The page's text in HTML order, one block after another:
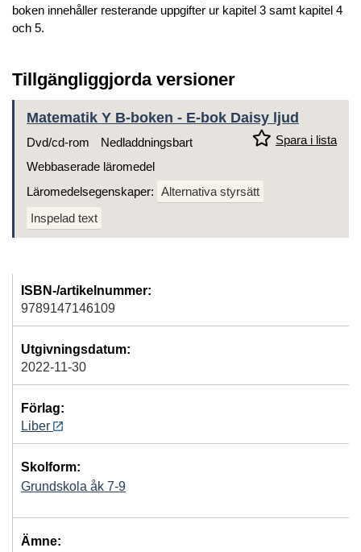
boken innehåller resterande uppgifter ur kapitel 3 samt kapitel 4
och 5.
Tillgängliggjorda versioner
Matematik Y B-boken - E-bok Daisy ljud
Spara i lista
Dvd/cd-rom
Nedladdningsbart
Webbaserade läromedel
Läromedelsegenskaper: Alternativa styrsätt
Inspelad text
ISBN-/artikelnummer:
9789147146109
Utgivningsdatum:
2022-11-30
Förlag:
Liber
Skolform:
Grundskola åk 7-9
Ämne: